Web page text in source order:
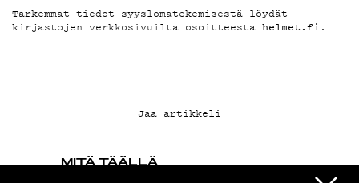
VIESTI
MITÄ TÄÄLLÄ
Tarkemmat tiedot syyslomatekemisestä löydät
kirjastojen verkkosivuilta osoitteesta helmet.fi .
Jaa artikkeli